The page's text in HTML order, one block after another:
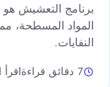
برنامج التعشيش
المواد المسطحة،
النفايات.
7 دقائق قراءة